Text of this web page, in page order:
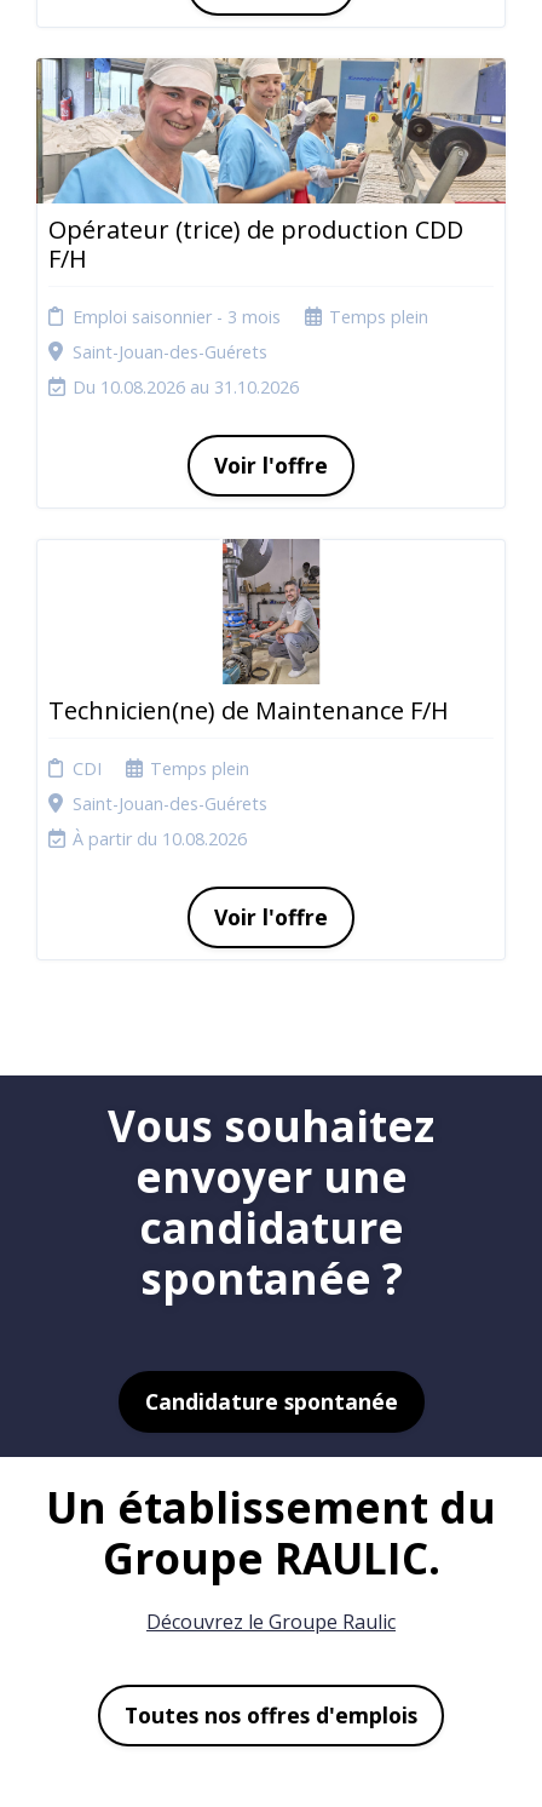
Opérateur (trice) de production CDD
F/H
Emploi saisonnier - 3 mois
Temps plein
Saint-Jouan-des-Guérets
Du 10.08.2026 au 31.10.2026
Voir l'offre
Technicien(ne) de Maintenance F/H
CDI
Temps plein
Saint-Jouan-des-Guérets
À partir du 10.08.2026
Voir l'offre
Vous souhaitez
envoyer une
candidature
spontanée ?
Candidature spontanée
Un établissement du
Groupe RAULIC.
Découvrez le Groupe Raulic
Toutes nos offres d'emplois